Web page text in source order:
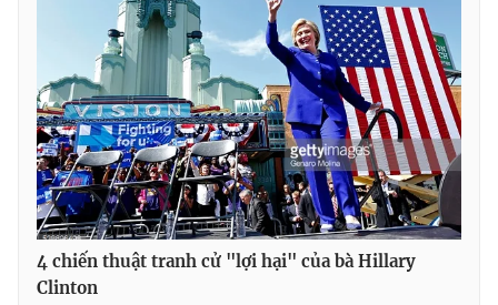
® Cấm sao chép dưới mọi hình thức nếu không có sự chấp
thuận bằng văn bản. Ghi rõ nguồn VTV.vn khi phát hành lại
thông tin từ website này.
4 chiến thuật tranh cử "lợi hại" của bà Hillary
Clinton